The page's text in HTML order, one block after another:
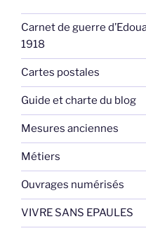
Carnet de guerre
1918
Cartes postales
Guide et charte du blog
Mesures anciennes
Métiers
Ouvrages numérisés
VIVRE SANS EPAULES